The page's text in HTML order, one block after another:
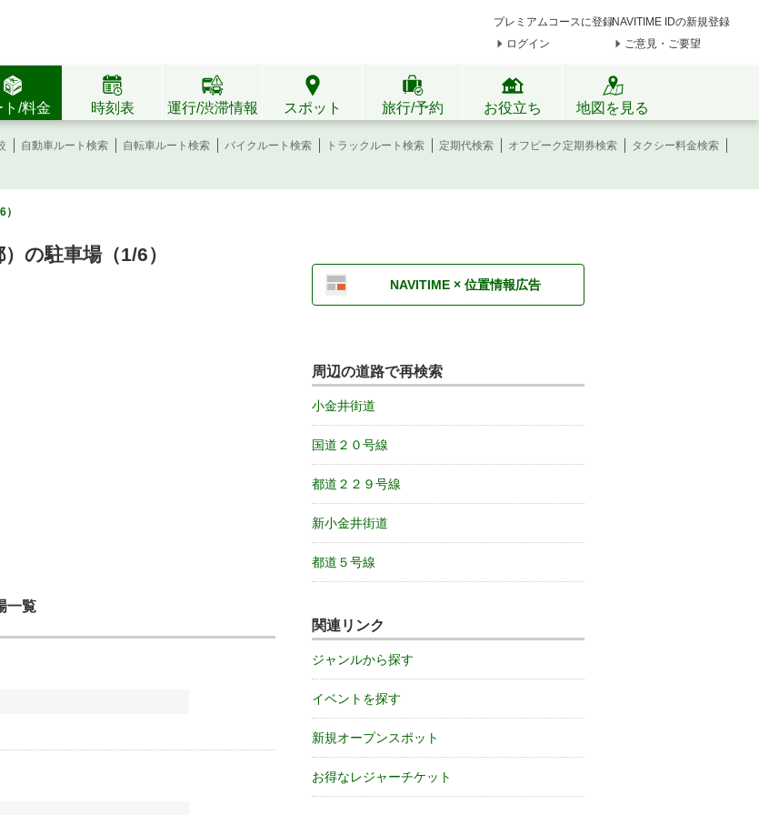
プレミアムコースに登録NAVITIME IDの新規登録
ログイン
ご意見・ご要望
ト/料金 時刻表 運行/渋滞情報 スポット 旅行/予約 お役立ち 地図を見る
自動車ルート検索 自転車ルート検索 バイクルート検索 トラックルート検索 定期代検索 オフピーク定期券検索
タクシー料金検索
の駐車場（1/6）
一覧
NAVITIME × 位置情報広告
周辺の道路で再検索
小金井街道
国道２０号線
都道２２９号線
新小金井街道
都道５号線
関連リンク
ジャンルから探す
イベントを探す
新規オープンスポット
お得なレジャーチケット